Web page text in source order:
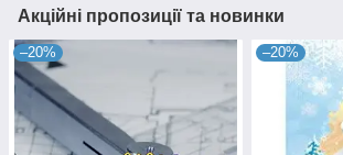
Акційні пропозиції та новинки
–20% –20%